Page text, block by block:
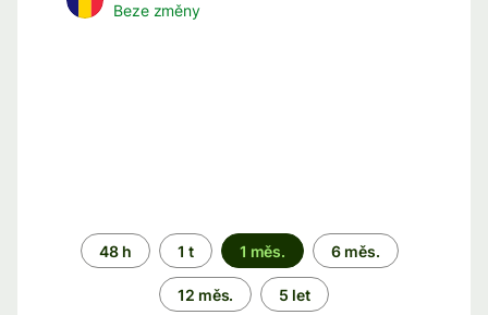
Beze změny
Časové
období
48 h 1 t 1 měs. 6 měs.
12 měs. 5 let